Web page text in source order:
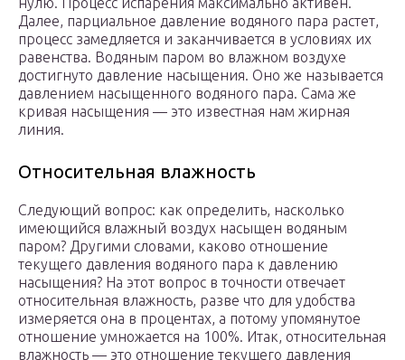
Далее, парциальное давление водяного пара растет,
процесс замедляется и заканчивается в условиях их
равенства. Водяным паром во влажном воздухе
достигнуто давление насыщения. Оно же называется
давлением насыщенного водяного пара. Сама же
кривая насыщения — это известная нам жирная
линия.
Относительная влажность
Следующий вопрос: как определить, насколько
имеющийся влажный воздух насыщен водяным
паром? Другими словами, каково отношение
текущего давления водяного пара к давлению
насыщения? На этот вопрос в точности отвечает
относительная влажность, разве что для удобства
измеряется она в процентах, а потому упомянутое
отношение умножается на 100%. Итак, относительная
влажность — это отношение текущего давления